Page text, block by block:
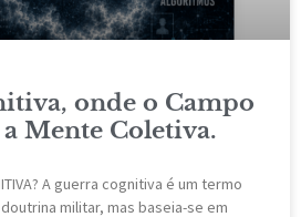
onde o Campo
Mente Coletiva.
A guerra cognitiva é um termo
militar, mas baseia-se em